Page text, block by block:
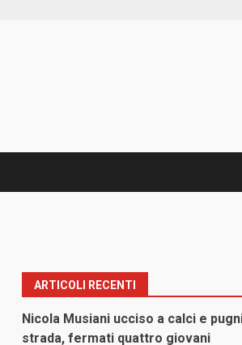
ARTICOLI RECENTI
Nicola Musiani ucciso a calci e
strada, fermati quattro giovani